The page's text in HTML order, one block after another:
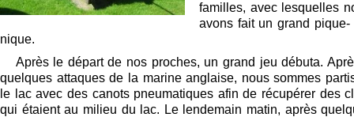
familles, avec lesquelles
avons fait un grand pique-
nique.
Après le départ de nos proches, un grand jeu débuta.
quelques attaques de la marine anglaise, nous sommes
le lac avec des canots pneumatiques afin de récupérer des
qui étaient au milieu du lac. Le lendemain matin, après